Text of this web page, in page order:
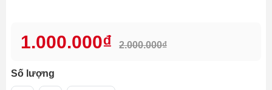
1.000.000₫ 2.000.000₫
Số lượng